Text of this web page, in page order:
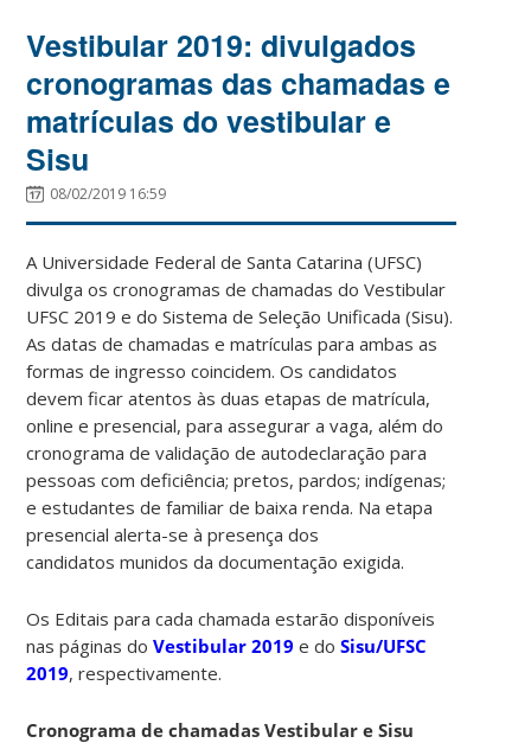
Vestibular 2019: divulgados
cronogramas das chamadas e
matrículas do vestibular e
Sisu
08/02/2019 16:59
A Universidade Federal de Santa Catarina (UFSC)
divulga os cronogramas de chamadas do Vestibular
UFSC 2019 e do Sistema de Seleção Unificada (Sisu).
As datas de chamadas e matrículas para ambas as
formas de ingresso coincidem. Os candidatos
devem ficar atentos às duas etapas de matrícula,
online e presencial, para assegurar a vaga, além do
cronograma de validação de autodeclaração para
pessoas com deficiência; pretos, pardos; indígenas;
e estudantes de familiar de baixa renda. Na etapa
presencial alerta-se à presença dos
candidatos munidos da documentação exigida.
Os Editais para cada chamada estarão disponíveis
nas páginas doVestibular 2019 e doSisu/UFSC
2019, respectivamente.
Cronograma de chamadas Vestibular e Sisu